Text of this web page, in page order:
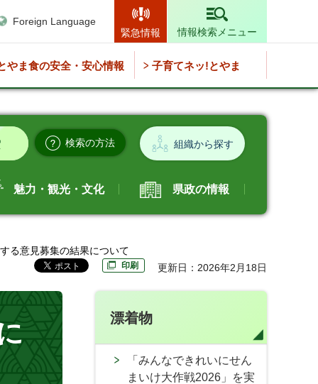
Foreign Language
緊急情報
情報検索メニュー
やま食の安全・安心情報 子育てネッ!とやま
検索の方法 組織から探す
魅力・観光・文化 県政の情報
る意見募集の結果について
印刷 更新日：2026年2月18日
漂着物
「みんなできれいにせん
まいけ大作戦2026」を実